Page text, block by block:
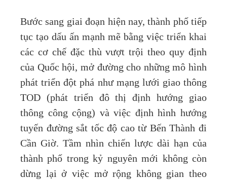
Bước sang giai đoạn hiện nay, thành phố tiếp
tục tạo dấu ấn mạnh mẽ bằng việc triển khai
các cơ chế đặc thù vượt trội theo quy định
của Quốc hội, mở đường cho những mô hình
phát triển đột phá như mạng lưới giao thông
TOD (phát triển đô thị định hướng giao
thông công cộng) và việc định hình hướng
tuyến đường sắt tốc độ cao từ Bến Thành đi
Cần Giờ. Tầm nhìn chiến lược dài hạn của
thành phố trong kỷ nguyên mới không còn
dừng lại ở việc mở rộng không gian theo